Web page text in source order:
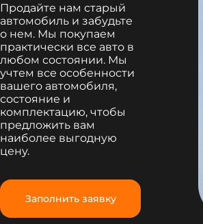
Продайте нам старый
автомобиль и забудьте
о нем. Мы покупаем
практически все авто в
любом состоянии. Мы
учтем все особенности
вашего автомобиля,
состояние и
комплектацию, чтобы
предложить вам
наиболее выгодную
цену.
Заполнить заявку